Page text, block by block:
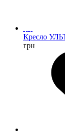
Кресло
грн